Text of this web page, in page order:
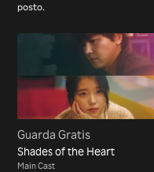
posto.
Guarda Gratis
Shades of the Heart
Main Cast